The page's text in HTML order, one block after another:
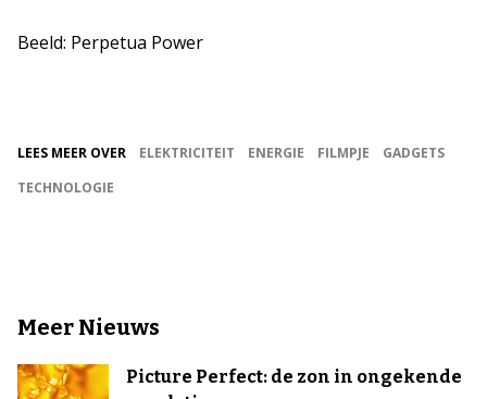
Beeld: Perpetua Power
LEES MEER OVER ELEKTRICITEIT ENERGIE FILMPJE
GADGETS
TECHNOLOGIE
Meer Nieuws
Picture Perfect: de zon in ongekende